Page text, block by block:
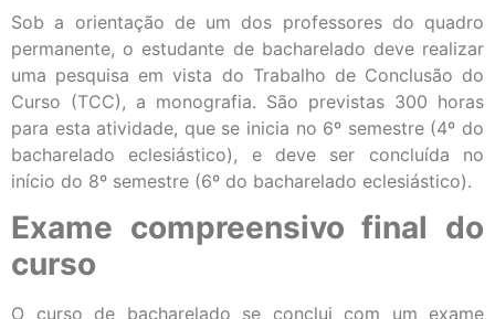
Sob a orientação de um dos professores do quadro
permanente, o estudante de bacharelado deve realizar
uma pesquisa em vista do Trabalho de Conclusão do
Curso (TCC), a monografia. São previstas 300 horas
para esta atividade, que se inicia no 6º semestre (4º do
bacharelado eclesiástico), e deve ser concluída no
início do 8º semestre (6º do bacharelado eclesiástico).
Exame compreensivo final do
curso
O curso de bacharelado se conclui com um exame